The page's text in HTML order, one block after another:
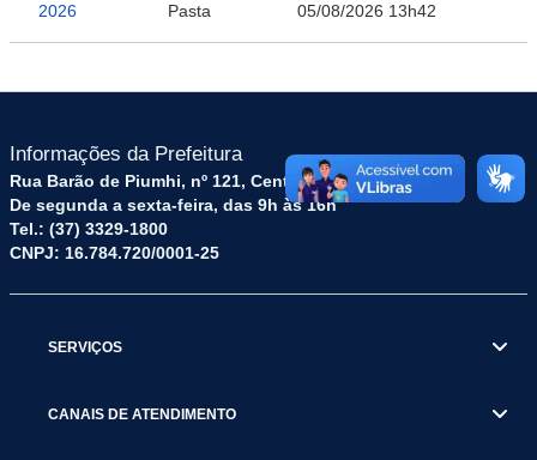
2026 Pasta 05/08/2026 13h42
Informações da Prefeitura
Rua Barão de Piumhi, nº 121, Centro – CEP: 35570-128
De segunda a sexta-feira, das 9h às 16h
Tel.: (37) 3329-1800
CNPJ: 16.784.720/0001-25
SERVIÇOS
CANAIS DE ATENDIMENTO